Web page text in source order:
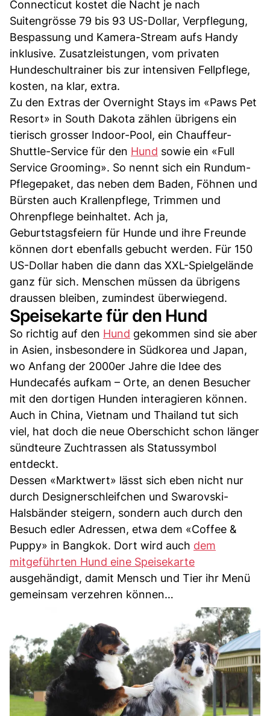
Connecticut kostet die Nacht je nach
Suitengrösse 79 bis 93 US-Dollar, Verpflegung,
Bespassung und Kamera-Stream aufs Handy
inklusive. Zusatzleistungen, vom privaten
Hundeschultrainer bis zur intensiven Fellpflege,
kosten, na klar, extra.
Zu den Extras der Overnight Stays im «Paws Pet
Resort» in South Dakota zählen übrigens ein
tierisch grosser Indoor-Pool, ein Chauffeur-
Shuttle-Service für den Hund sowie ein «Full
Service Grooming». So nennt sich ein Rundum-
Pflegepaket, das neben dem Baden, Föhnen und
Bürsten auch Krallenpflege, Trimmen und
Ohrenpflege beinhaltet. Ach ja,
Geburtstagsfeiern für Hunde und ihre Freunde
können dort ebenfalls gebucht werden. Für 150
US-Dollar haben die dann das XXL-Spielgelände
ganz für sich. Menschen müssen da übrigens
draussen bleiben, zumindest überwiegend.
Speisekarte für den Hund
So richtig auf den Hund gekommen sind sie aber
in Asien, insbesondere in Südkorea und Japan,
wo Anfang der 2000er Jahre die Idee des
Hundecafés aufkam – Orte, an denen Besucher
mit den dortigen Hunden interagieren können.
Auch in China, Vietnam und Thailand tut sich
viel, hat doch die neue Oberschicht schon länger
sündteure Zuchtrassen als Statussymbol
entdeckt.
Dessen «Marktwert» lässt sich eben nicht nur
durch Designerschleifchen und Swarovski-
Halsbänder steigern, sondern auch durch den
Besuch edler Adressen, etwa dem «Coffee &
Puppy» in Bangkok. Dort wird auch dem
mitgeführten Hund eine Speisekarte
ausgehändigt, damit Mensch und Tier ihr Menü
gemeinsam verzehren können…